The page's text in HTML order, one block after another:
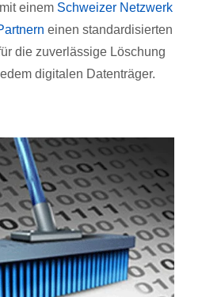
einem Schweizer Netzwerk
einen standardisierten
die zuverlässige Löschung
digitalen Datenträger.